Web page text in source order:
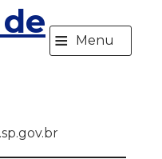
≡ Menu